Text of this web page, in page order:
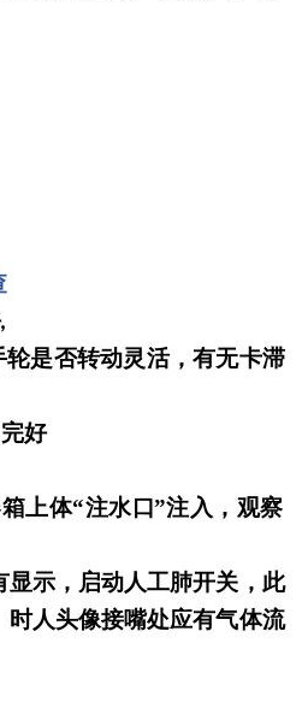
,
是否转动灵活，有无卡滞
好
上体“注水口”注入，观察
显示，启动人工肺开关，此
时人头像接嘴处应有气体流